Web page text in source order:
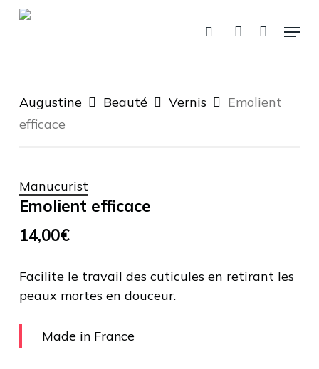
Skip
rechercheaccountMenu
Augustine Beauté Vernis
Emolient
efficace
Manucurist
Emolient efficace
14,00€
Facilite le travail des cuticules en retirant les
peaux mortes en douceur.
Made in France